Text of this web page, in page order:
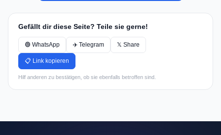
Gefällt dir diese Seite? Teile sie gerne!
🟢 WhatsApp ✈️ Telegram 𝕏 Share
📋 Link kopieren
Hilf anderen zu bestätigen, ob sie ebenfalls betroffen sind.